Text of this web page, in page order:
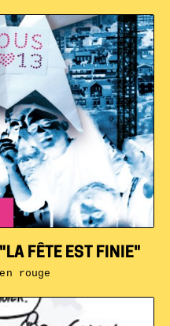
FÊTE EST FINIE"
rouge